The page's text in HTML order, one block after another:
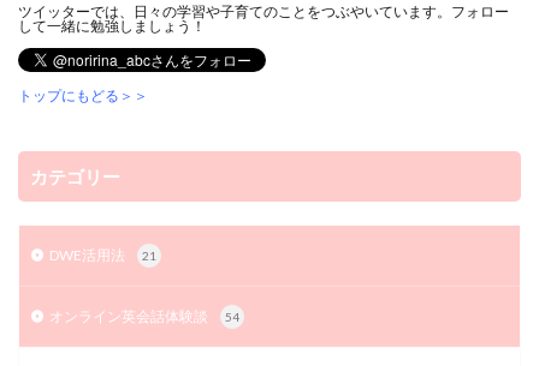
ツイッターでは、日々の学習や子育てのことをつぶやいています。フォロー
して一緒に勉強しましょう！
トップにもどる＞＞
カテゴリー
DWE活用法 21
オンライン英会話体験談 54